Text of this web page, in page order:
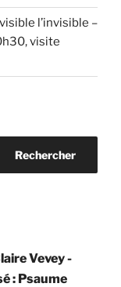
l’invisible –
visite
Rechercher
Vevey -
: Psaume